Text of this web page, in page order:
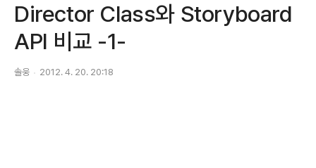
Director Class와 Storyboard
API 비교 -1-
솔웅 2012. 4. 20. 20:18